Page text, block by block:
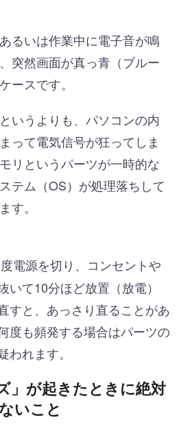
るいは作業中に電子音が鳴
突然画面が真っ青（ブルー
ースです。
いうよりも、パソコンの内
って電気信号が狂ってしま
リというパーツが一時的な
テム（OS）が処理落ちして
す。
電源を切り、コンセントや
いて10分ほど放置（放電）
すと、あっさり直ることがあ
度も頻発する場合はパーツの
れます。
」が起きたときに絶対
いこと